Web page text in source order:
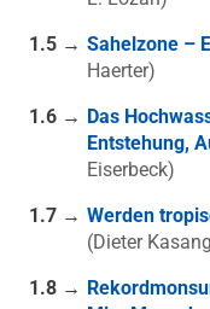
1.5 → Sahelzone –
Haerter)
1.6 → Das
Entstehung,
Eiserbeck)
1.7 → Werden
(Dieter
1.8 →